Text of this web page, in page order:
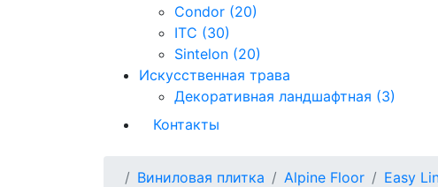
Condor (20)
ITC (30)
Sintelon (20)
Искусственная трава
Декоративная ландшафтная (3)
Контакты
Виниловая плитка Alpine Floor Easy